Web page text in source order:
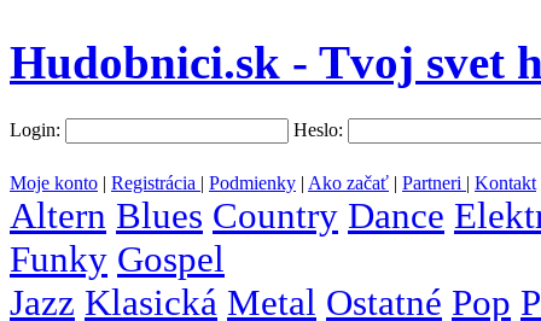
Hudobnici.sk - Tvoj svet
Login: Heslo:
Moje konto | Registrácia | Podmienky | Ako začať | Partneri | Kontakt
Altern Blues Country Dance
Funky Gospel
Jazz Klasická Metal Ostatné Pop